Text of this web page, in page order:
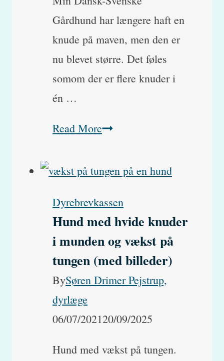
Gårdhund har længere haft en
knude på maven, men den er
nu blevet større. Det føles
somom der er flere knuder i
én …
Read MoreMin
har
bule
på
maven,
der
er
større?
Dyrebrevkassen
Hund med hvide knuder
i munden og vækst på
tungen (med billeder)
BySøren Drimer Pejstrup,
dyrlæge
06/07/202120/09/2025
Hund med vækst på tungen.